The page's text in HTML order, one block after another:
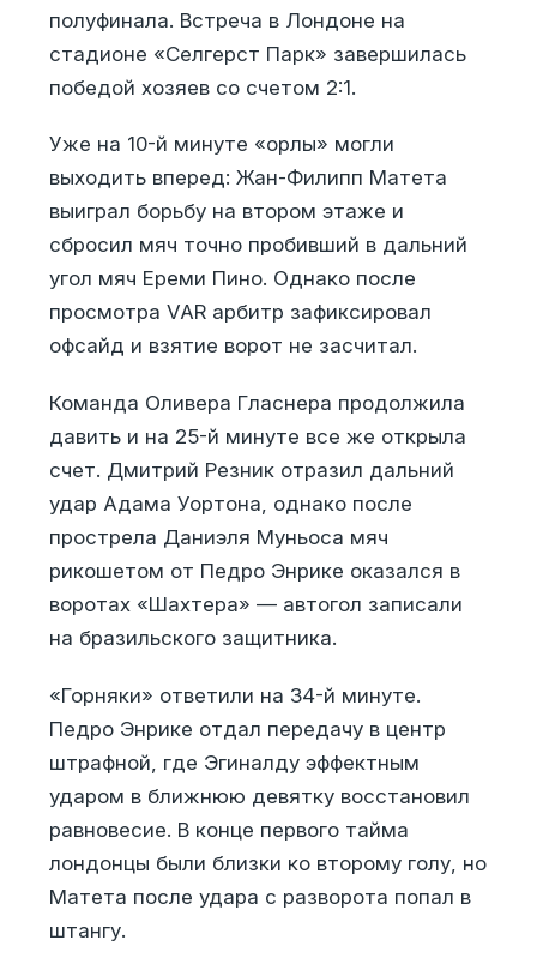
полуфинала. Встреча в Лондоне на
стадионе «Селгерст Парк» завершилась
победой хозяев со счетом 2:1.
Уже на 10-й минуте «орлы» могли
выходить вперед: Жан-Филипп Матета
выиграл борьбу на втором этаже и
сбросил мяч точно пробивший в дальний
угол мяч Ереми Пино. Однако после
просмотра VAR арбитр зафиксировал
офсайд и взятие ворот не засчитал.
Команда Оливера Гласнера продолжила
давить и на 25-й минуте все же открыла
счет. Дмитрий Резник отразил дальний
удар Адама Уортона, однако после
прострела Даниэля Муньоса мяч
рикошетом от Педро Энрике оказался в
воротах «Шахтера» — автогол записали
на бразильского защитника.
«Горняки» ответили на 34-й минуте.
Педро Энрике отдал передачу в центр
штрафной, где Эгиналду эффектным
ударом в ближнюю девятку восстановил
равновесие. В конце первого тайма
лондонцы были близки ко второму голу, но
Матета после удара с разворота попал в
штангу.